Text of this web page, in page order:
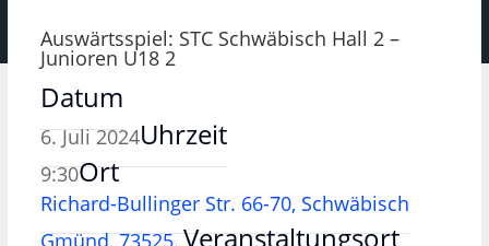
Auswärtsspiel: STC Schwäbisch Hall 2 –
Junioren U18 2
Datum
6. Juli 2024Uhrzeit
9:30Ort
Richard-Bullinger Str. 66-70, Schwäbisch
Gmünd, 73525,Veranstaltungsort